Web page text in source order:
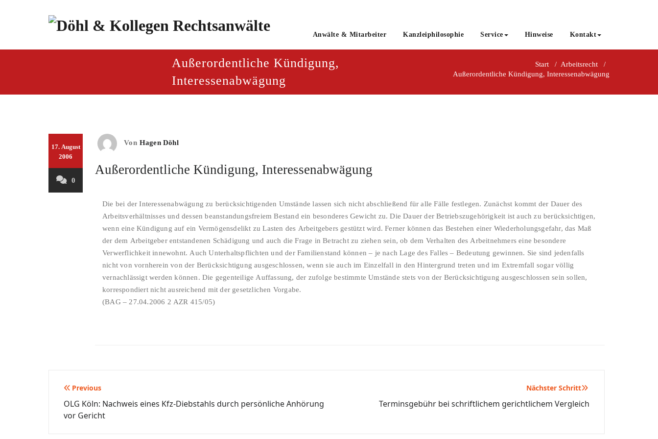
paragraf.info Anwälte & Mitarbeiter Kanzleiphilosophie Service Hinweise Kontakt
Außerordentliche Kündigung,
Interessenabwägung
Start / Arbeitsrecht /
Außerordentliche Kündigung, Interessenabwägung
17. August
2006
0
Von Hagen Döhl
Außerordentliche Kündigung, Interessenabwägung
Die bei der Interessenabwägung zu berücksichtigenden Umstände lassen sich nicht abschließend für alle Fälle festlegen. Zunächst kommt der Dauer des
Arbeitsverhältnisses und dessen beanstandungsfreiem Bestand ein besonderes Gewicht zu. Die Dauer der Betriebszugehörigkeit ist auch zu berücksichtigen,
wenn eine Kündigung auf ein Vermögensdelikt zu Lasten des Arbeitgebers gestützt wird. Ferner können das Bestehen einer Wiederholungsgefahr, das Maß
der dem Arbeitgeber entstandenen Schädigung und auch die Frage in Betracht zu ziehen sein, ob dem Verhalten des Arbeitnehmers eine besondere
Verwerflichkeit innewohnt. Auch Unterhaltspflichten und der Familienstand können – je nach Lage des Falles – Bedeutung gewinnen. Sie sind jedenfalls
nicht von vornherein von der Berücksichtigung ausgeschlossen, wenn sie auch im Einzelfall in den Hintergrund treten und im Extremfall sogar völlig
vernachlässigt werden können. Die gegenteilige Auffassung, der zufolge bestimmte Umstände stets von der Berücksichtigung ausgeschlossen sein sollen,
korrespondiert nicht ausreichend mit der gesetzlichen Vorgabe.
(BAG – 27.04.2006 2 AZR 415/05)
Beitragsnavigation
Previous
OLG Köln: Nachweis eines Kfz-Diebstahls durch persönliche Anhörung
vor Gericht
Nächster Schritt
Terminsgebühr bei schriftlichem gerichtlichem Vergleich